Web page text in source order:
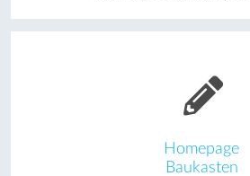
Homepage
Baukasten